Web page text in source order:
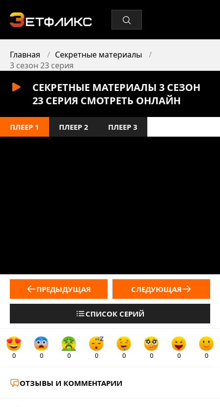
Главная
Секретные материалы
3 сезон 23 серия
СЕКРЕТНЫЕ МАТЕРИАЛЫ 3 СЕЗОН
23 СЕРИЯ СМОТРЕТЬ ОНЛАЙН
ПЛЕЕР 1 ПЛЕЕР 2 ПЛЕЕР 3
ПРЕДЫДУЩАЯ
СПИСОК СЕРИЙ
СЛЕДУЮЩАЯ
0 0 0 0 0 0 0 0
ОТЗЫВЫ И КОММЕНТАРИИ